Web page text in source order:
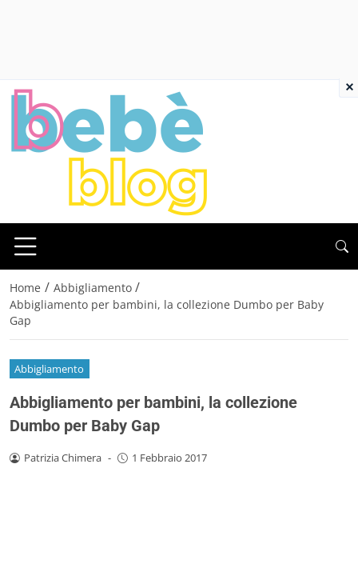
Home / Abbigliamento /
Abbigliamento per bambini, la collezione Dumbo per Baby
Gap
Abbigliamento
Abbigliamento per bambini, la collezione
Dumbo per Baby Gap
Patrizia Chimera - 1 Febbraio 2017
×